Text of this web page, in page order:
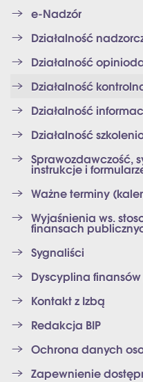
e-Nadzór
Działalność
Działalność
Działalność
Działalność
Działalność
Sprawozdawczość,
instrukcje i
Ważne terminy
Wyjaśnienia ws.
finansach
Sygnaliści
Dyscyplina
Kontakt z Izbą
Redakcja BIP
Ochrona danych
Zapewnienie